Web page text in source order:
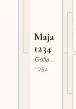
Maja
1234
Gotlandsruss
1954